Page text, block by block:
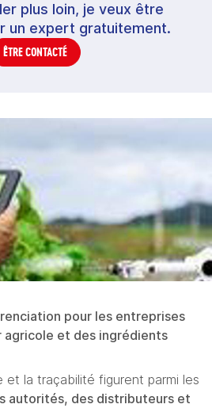
plus loin, je veux être
un expert gratuitement.
ÊTRE CONTACTÉ
pour les entreprises
agricole et des ingrédients
autorités, des distributeurs et